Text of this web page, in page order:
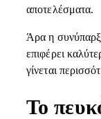
αποτελέσματα.
Άρα η
επιφέρει
γίνεται
Το